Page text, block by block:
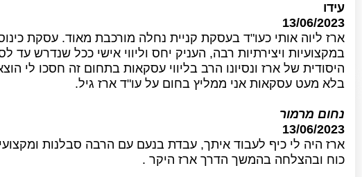
עידו
13/06/2023
ארז ליוה אותי כעו"ד בעסקת קניית נחלה מורכבת מאוד. עסקת
במקצועיות ויצירתיות רבה, העניק יחס וליווי אישי ככל שנדרש עד
היסודית של ארז ונסיונו הרב בליווי עסקאות בתחום זה חסכו לי
בלא מעט עסקאות אני ממליץ בחום על עו"ד ארז גיל.
נחום מרמור
13/06/2023
ארז היה לי כיף לעבוד איתך, עבדת בנעם עם הרבה סבלנות
כוח ובהצלחה בהמשך הדרך ארז היקר .